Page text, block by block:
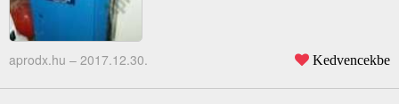
aprodx.hu – 2017.12.30. Kedvencekbe